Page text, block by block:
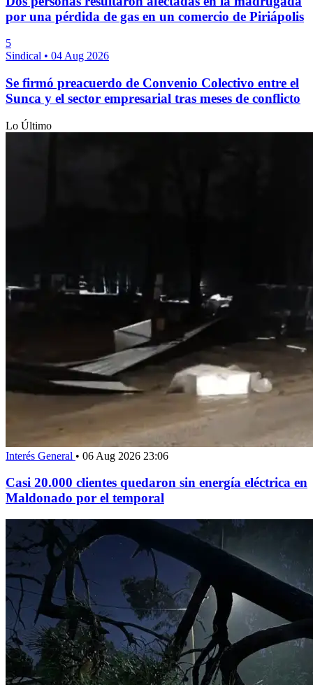
por una pérdida de gas en un comercio de Piriápolis
5
Sindical • 04 Aug 2026
Se firmó preacuerdo de Convenio Colectivo entre el
Sunca y el sector empresarial tras meses de conflicto
Lo Último
Interés General • 06 Aug 2026 23:06
Casi 20.000 clientes quedaron sin energía eléctrica en
Maldonado por el temporal